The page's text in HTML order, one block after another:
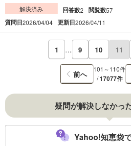
解決済み 回答数2 閲覧数57
質問日2026/04/04 更新日2026/04/11
1 … 9 10 11
前へ
101～110件
/17077件
疑問が解決しなかっ
Yahoo!知恵袋